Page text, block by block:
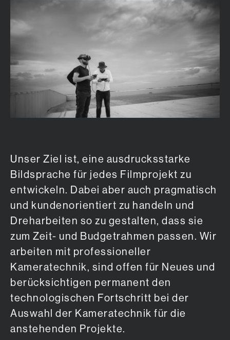
Unser Ziel ist, eine ausdrucksstarke
Bildsprache für jedes Filmprojekt zu
entwickeln. Dabei aber auch pragmatisch
und kundenorientiert zu handeln und
Dreharbeiten so zu gestalten, dass sie
zum Zeit- und Budgetrahmen passen. Wir
arbeiten mit professioneller
Kameratechnik, sind offen für Neues und
berücksichtigen permanent den
technologischen Fortschritt bei der
Auswahl der Kameratechnik für die
anstehenden Projekte.